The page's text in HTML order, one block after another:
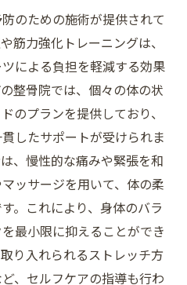
のための施術が提供されて
筋力強化トレーニングは、
による負担を軽減する効果
整骨院では、個々の体の状
のプランを提供しており、
したサポートが受けられま
、慢性的な痛みや緊張を和
ッサージを用いて、体の柔
。これにより、身体のバラ
最小限に抑えることができ
り入れられるストレッチ方
、セルフケアの指導も行わ